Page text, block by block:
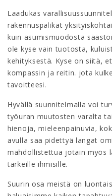
Laadukas
rakennuspalikat
kuin asumismuodosta
ole kyse vain tuotosta,
kehityksestä. Kyse on siitä,
kompassin ja reitin. jota
tavoitteesi.
Hyvällä suunnitelmalla voi
työuran muutosten varalta
hienoja, mieleenpainuvia,
avulla saa pidettyä langat
mahdollistettua jotain myös
tärkeille ihmisille.
Suurin osa meistä on